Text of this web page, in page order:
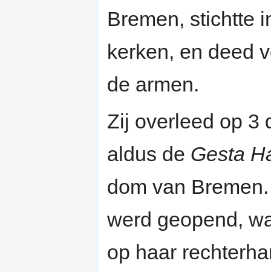
Bremen, stichtte
kerken, en deed
de armen.
Zij overleed op 3
aldus de Gesta
dom van
werd geopend,
op haar